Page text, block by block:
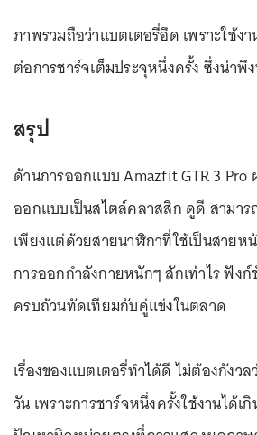
ภาพรวมถือว่าแบตเตอรี่อึด เพราะใช้ง
ต่อการชาร์จเต็มประจุหนึ่งครั้ง ซึ่งน่าพึ
สรุป
ด้านการออกแบบ Amazfit GTR 3 Pro
ออกแบบเป็นสไตล์คลาสสิก ดูดี สามา
เพียงแต่ด้วยสายนาฬิกาที่ใช้เป็นสายห
การออกกำลังกายหนักๆ สักเท่าไร ฟังก์
ครบถ้วนทัดเทียมกับคู่แข่งในตลาด
เรื่องของแบตเตอรี่ทำได้ดี ไม่ต้องกังว
วัน เพราะการชาร์จหนึ่งครั้งใช้งานได้